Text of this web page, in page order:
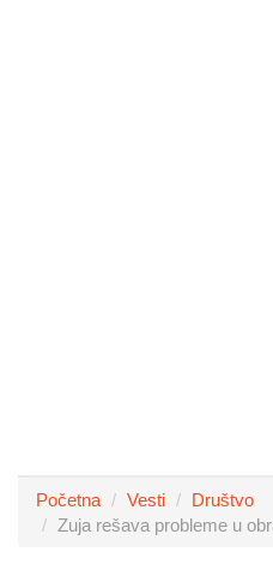
Početna Vesti
Društvo
Zuja rešava probleme u